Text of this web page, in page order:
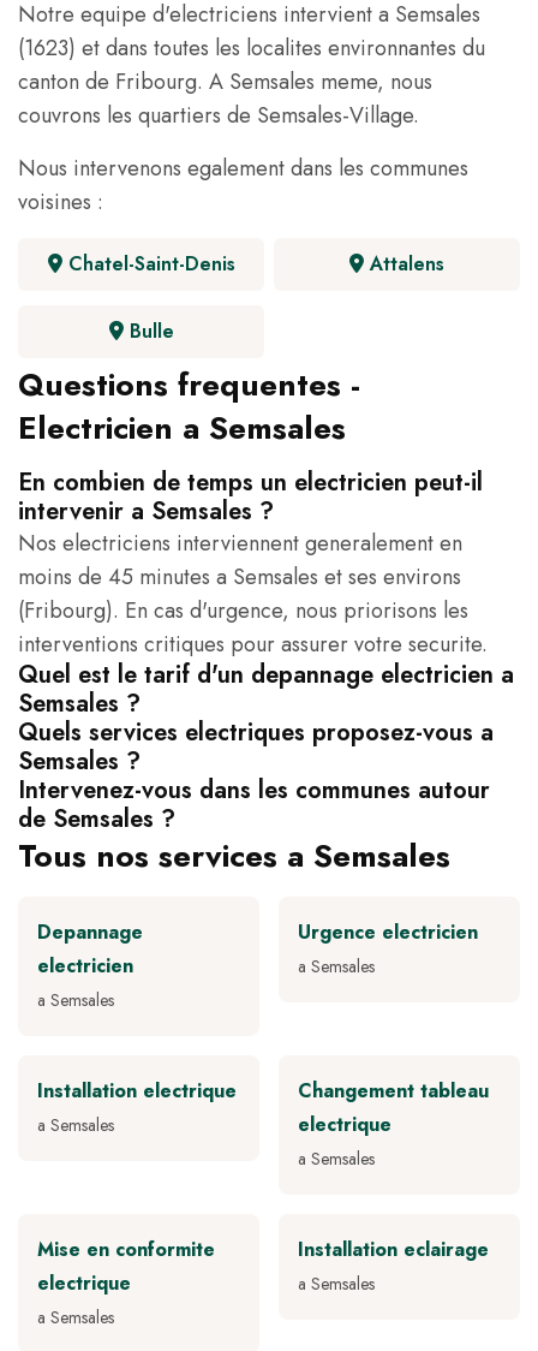
Notre equipe d'electriciens intervient a Semsales
(1623) et dans toutes les localites environnantes du
canton de Fribourg. A Semsales meme, nous
couvrons les quartiers de Semsales-Village.
Nous intervenons egalement dans les communes
voisines :
Chatel-Saint-Denis Attalens
Bulle
Questions frequentes -
Electricien a Semsales
En combien de temps un electricien peut-il
intervenir a Semsales ?
Nos electriciens interviennent generalement en
moins de 45 minutes a Semsales et ses environs
(Fribourg). En cas d'urgence, nous priorisons les
interventions critiques pour assurer votre securite.
Quel est le tarif d'un depannage electricien a
Semsales ?
Quels services electriques proposez-vous a
Semsales ?
Intervenez-vous dans les communes autour
de Semsales ?
Tous nos services a Semsales
Depannage
electricien
a Semsales
Urgence electricien
a Semsales
Installation electrique
a Semsales
Changement tableau
electrique
a Semsales
Mise en conformite
electrique
a Semsales
Installation eclairage
a Semsales